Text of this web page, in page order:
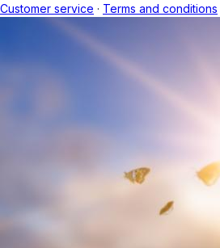
Customer service · Terms and conditions